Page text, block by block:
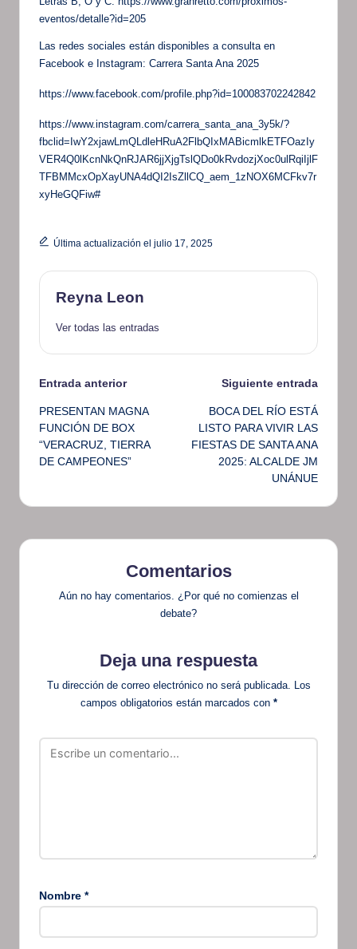
eventos/detalle?id=205
Las redes sociales están disponibles a consulta en
Facebook e Instagram: Carrera Santa Ana 2025
https://www.facebook.com/profile.php?id=100083702242842
https://www.instagram.com/carrera_santa_ana_3y5k/?
fbclid=IwY2xjawLmQLdleHRuA2FlbQIxMABicmlkETFOazIy
VER4Q0lKcnNkQnRJAR6jjXjgTslQDo0kRvdozjXoc0ulRqiIjlF
TFBMMcxOpXayUNA4dQI2IsZllCQ_aem_1zNOX6MCFkv7r
xyHeGQFiw#
Última actualización el julio 17, 2025
Reyna Leon
Ver todas las entradas
Navegación
de
entradas
Entrada anterior
PRESENTAN MAGNA
FUNCIÓN DE BOX
“VERACRUZ, TIERRA
DE CAMPEONES”
Siguiente entrada
BOCA DEL RÍO ESTÁ
LISTO PARA VIVIR LAS
FIESTAS DE SANTA ANA
2025: ALCALDE JM
UNÁNUE
Comentarios
Aún no hay comentarios. ¿Por qué no comienzas el
debate?
Deja una respuesta
Tu dirección de correo electrónico no será publicada.
Los
campos obligatorios están marcados con *
Nombre *